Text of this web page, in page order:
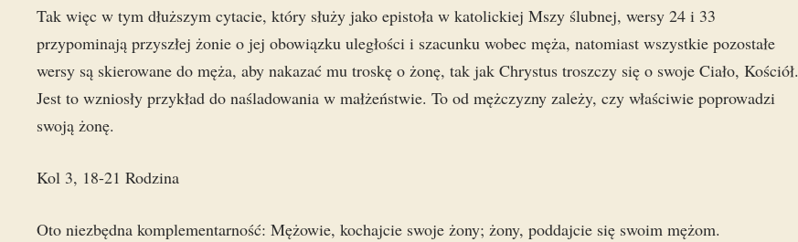
Tak więc w tym dłuższym cytacie, który służy jako epistoła w katolickiej Mszy ślubnej, wersy 24 i 33
przypominają przyszłej żonie o jej obowiązku uległości i szacunku wobec męża, natomiast wszystkie pozostałe
wersy są skierowane do męża, aby nakazać mu troskę o żonę, tak jak Chrystus troszczy się o swoje Ciało, Kościół.
Jest to wzniosły przykład do naśladowania w małżeństwie. To od mężczyzny zależy, czy właściwie poprowadzi
swoją żonę.
Kol 3, 18-21 Rodzina
Oto niezbędna komplementarność: Mężowie, kochajcie swoje żony; żony, poddajcie się swoim mężom.